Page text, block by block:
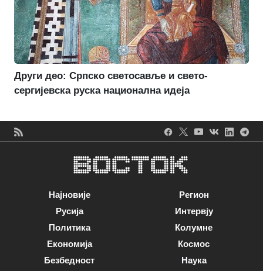
Други део: Српско светосавље и свето-
сергијевска руска национална идеја
Најновије
Русија
Политика
Економија
Безбедност
Регион
Интервју
Колумне
Космос
Наука